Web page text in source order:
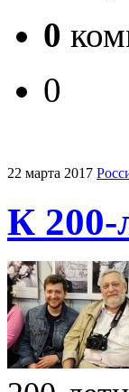
0
0
22 марта 2017
К 200-